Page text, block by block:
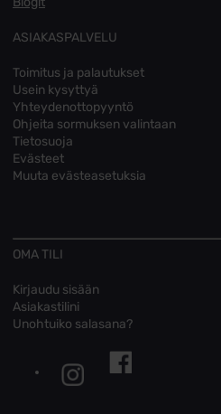
ASIAKASPALVELU
Toimitus ja palautukset
Usein kysyttyä
Yhteydenottopyyntö
Ohjeita sormuksen valintaan
Tietosuoja
Evästeet
Muuta evästeasetuksia
OMA TILI
Kirjaudu sisään
Asiakastilini
Unohtuiko salasana?